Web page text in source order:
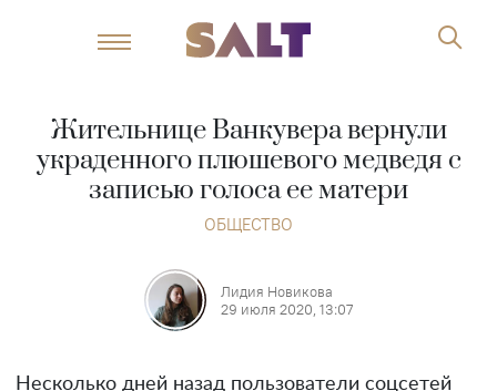
Жительнице Ванкувера вернули
украденного плюшевого медведя с
записью голоса ее матери
ОБЩЕСТВО
Лидия Новикова
29 июля 2020, 13:07
Несколько дней назад пользователи соцсетей